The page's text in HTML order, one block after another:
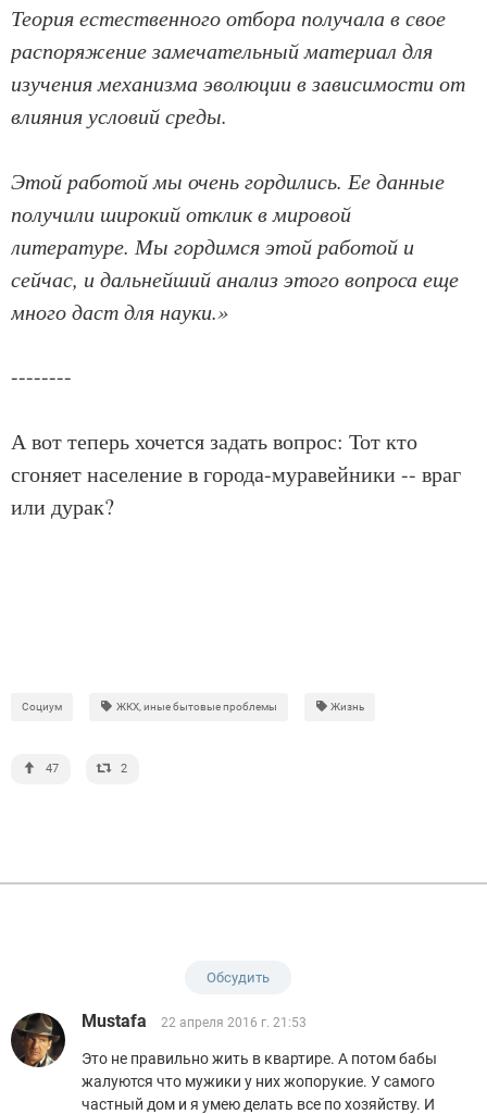
Теория естественного отбора получала в свое
распоряжение замечательный материал для
изучения механизма эволюции в зависимости от
влияния условий среды.
Этой работой мы очень гордились. Ее данные
получили широкий отклик в мировой
литературе. Мы гордимся этой работой и
сейчас, и дальнейший анализ этого вопроса еще
много даст для науки.»
--------
А вот теперь хочется задать вопрос: Тот кто
сгоняет население в города-муравейники -- враг
или дурак?
Социум ЖКХ, иные бытовые проблемы Жизнь
47 2
Обсудить
Mustafa 22 апреля 2016 г. 21:53
Это не правильно жить в квартире. А потом бабы
жалуются что мужики у них жопорукие. У самого
частный дом и я умею делать все по хозяйству. И